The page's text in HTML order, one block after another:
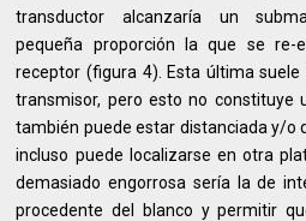
transductor alcanzaría un
pequeña proporción la que se
receptor (figura 4). Esta última
transmisor, pero esto no constituye
también puede estar distanciada y/o
incluso puede localizarse en otra
demasiado engorrosa sería la de
procedente del blanco y permitir